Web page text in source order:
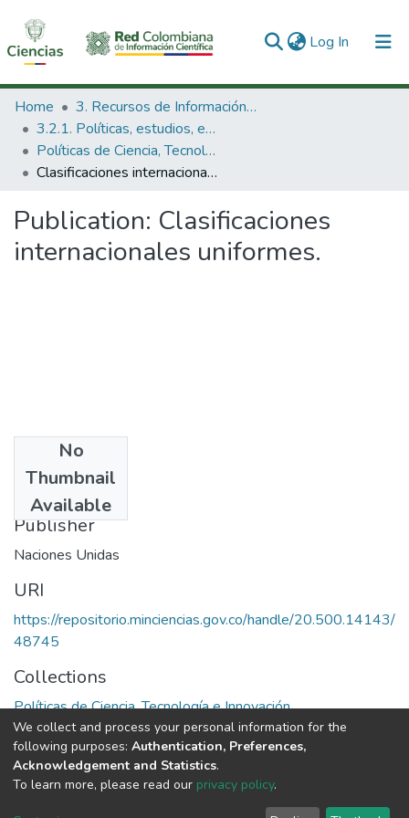
Log In (current)
Communities & Collections
All of DSpace
Statistics
Home
3. Recursos de Información Científica y Tecnológica
3.2.1. Políticas, estudios, evaluaciones e indicadores de CTeI
Políticas de Ciencia, Tecnología e Innovación
Clasificaciones internacionales uniformes.
Publication: Clasificaciones
internacionales uniformes.
No
Thumbnail
Available
1976
Publisher
Naciones Unidas
URI
https://repositorio.minciencias.gov.co/handle/20.500.14143/
48745
Collections
Políticas de Ciencia, Tecnología e Innovación
Full item page
DSpace software copyright © 2002-2026
We collect and process your personal information for the
following purposes: Authentication, Preferences,
Acknowledgement and Statistics.
To learn more, please read our privacy policy.